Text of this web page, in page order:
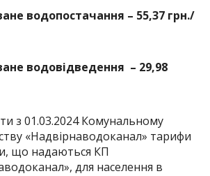
водопостачання – 55,37 грн./
водовідведення – 29,98
з 01.03.2024 Комунальному
«Надвірнаводоканал» тарифи
що надаються КП
для населення в